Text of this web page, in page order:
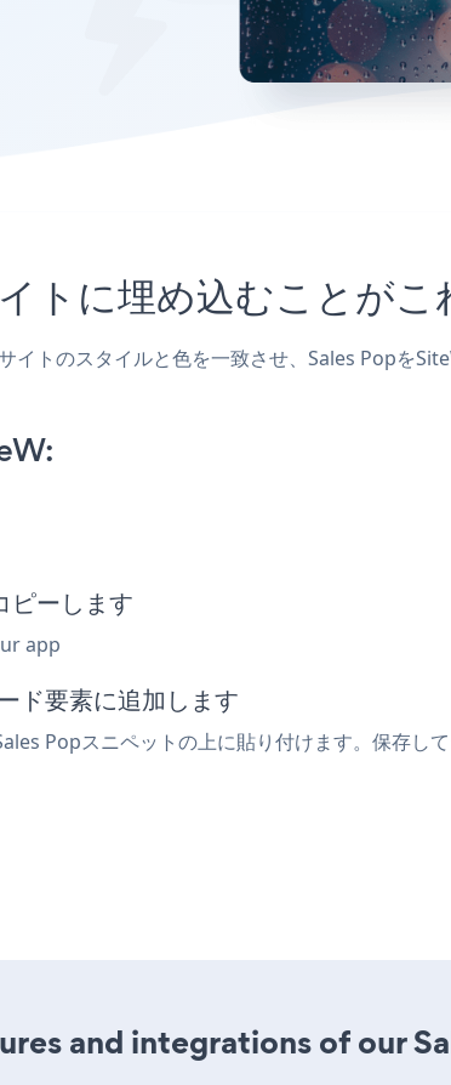
に埋め込むことがこ
イトのスタイルと色を一致させ、Sales Popを
ーします
app
ド要素に追加します
Popスニペットの上に貼り付けます。保存し
and integrations of our